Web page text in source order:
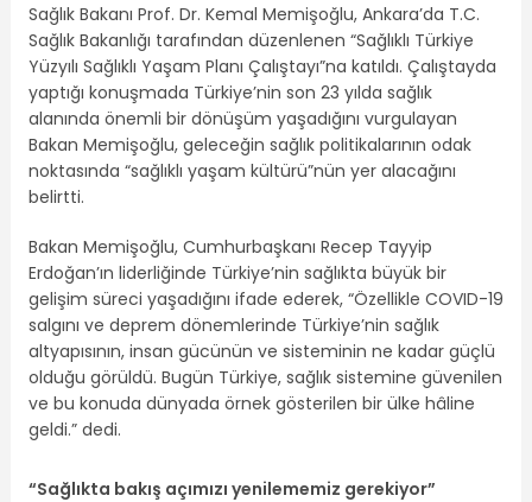
Sağlık Bakanı Prof. Dr. Kemal Memişoğlu, Ankara’da T.C.
Sağlık Bakanlığı tarafından düzenlenen “Sağlıklı Türkiye
Yüzyılı Sağlıklı Yaşam Planı Çalıştayı”na katıldı. Çalıştayda
yaptığı konuşmada Türkiye’nin son 23 yılda sağlık
alanında önemli bir dönüşüm yaşadığını vurgulayan
Bakan Memişoğlu, geleceğin sağlık politikalarının odak
noktasında “sağlıklı yaşam kültürü”nün yer alacağını
belirtti.
Bakan Memişoğlu, Cumhurbaşkanı Recep Tayyip
Erdoğan’ın liderliğinde Türkiye’nin sağlıkta büyük bir
gelişim süreci yaşadığını ifade ederek, “Özellikle COVID-19
salgını ve deprem dönemlerinde Türkiye’nin sağlık
altyapısının, insan gücünün ve sisteminin ne kadar güçlü
olduğu görüldü. Bugün Türkiye, sağlık sistemine güvenilen
ve bu konuda dünyada örnek gösterilen bir ülke hâline
geldi.” dedi.
“Sağlıkta bakış açımızı yenilememiz gerekiyor”